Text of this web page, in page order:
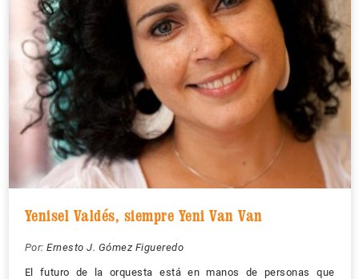
Yenisel Valdés, siempre Yeni Van Van
Por: Ernesto J. Gómez Figueredo
El futuro de la orquesta está en manos de personas que